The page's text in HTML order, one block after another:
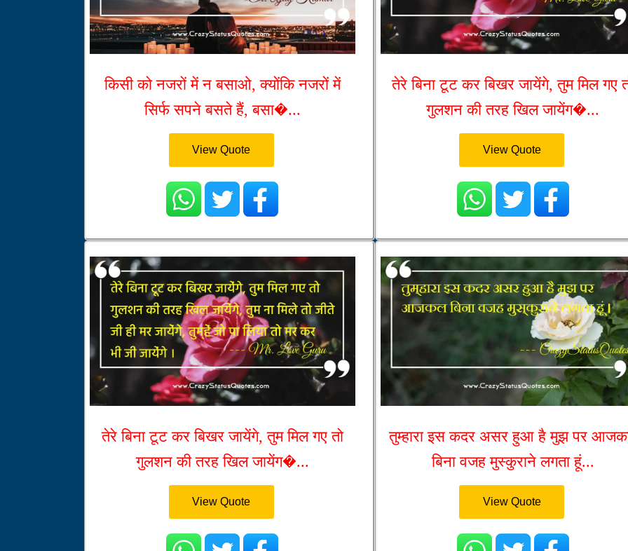
किसी को नजरों में न बसाओ, क्योंकि नजरों में
सिर्फ सपने बसते हैं, बसा�...
View Quote
तेरे बिना टूट कर बिखर जायेंगे, तुम मिल गए
गुलशन की तरह खिल जायेंग�...
View Quote
तेरे बिना टूट कर बिखर जायेंगे, तुम मिल गए तो
गुलशन की तरह खिल जायेंग�...
View Quote
तुम्हारा इस कदर असर हुआ है मुझ पर
बिना वजह मुस्कुराने लगता हूं...
View Quote